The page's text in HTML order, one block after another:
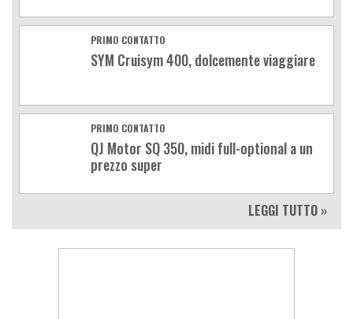
PRIMO CONTATTO
SYM Cruisym 400, dolcemente viaggiare
PRIMO CONTATTO
QJ Motor SQ 350, midi full-optional a un
prezzo super
LEGGI TUTTO »